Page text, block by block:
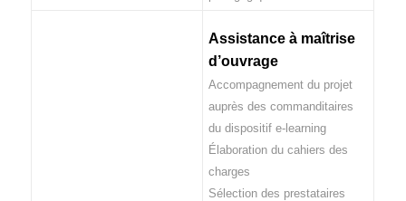
Assistance à maîtrise
d’ouvrage
Accompagnement du projet
auprès des commanditaires
du dispositif e-learning
Élaboration du cahiers des
charges
Sélection des prestataires